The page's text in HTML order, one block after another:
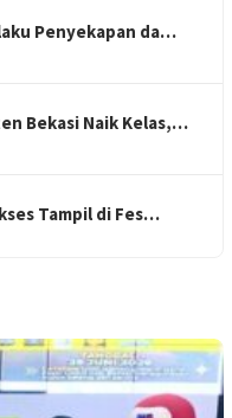
Penyekapan da…
Bekasi Naik Kelas,…
Tampil di Fes…